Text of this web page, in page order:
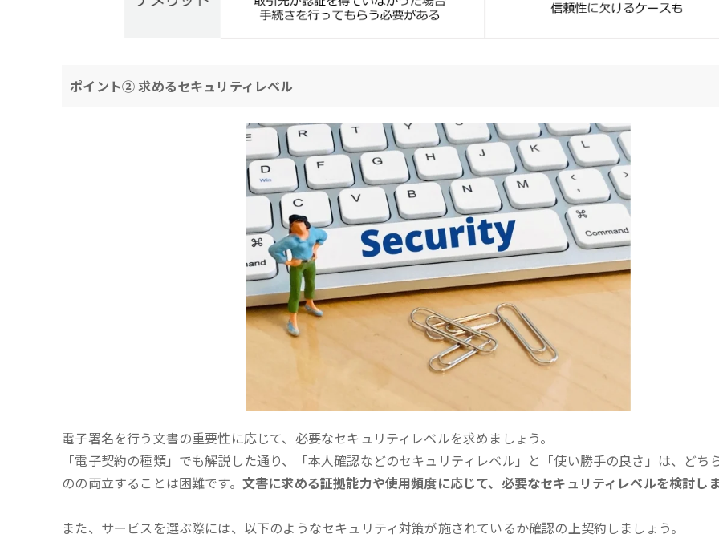
ポイント② 求めるセキュリティレベル
電子署名を行う文書の重要性に応じて、必要なセキュリティレベルを求めましょう。
「電子契約の種類」でも解説した通り、「本人確認などのセキュリティレベル」と「使い勝手の良さ」は、どち
のの両立することは困難です。 文書に求める証拠能力や使用頻度に応じて、必要なセキュリティレベルを検討しま
また、サービスを選ぶ際には、以下のようなセキュリティ対策が施されているか確認の上契約しましょう。